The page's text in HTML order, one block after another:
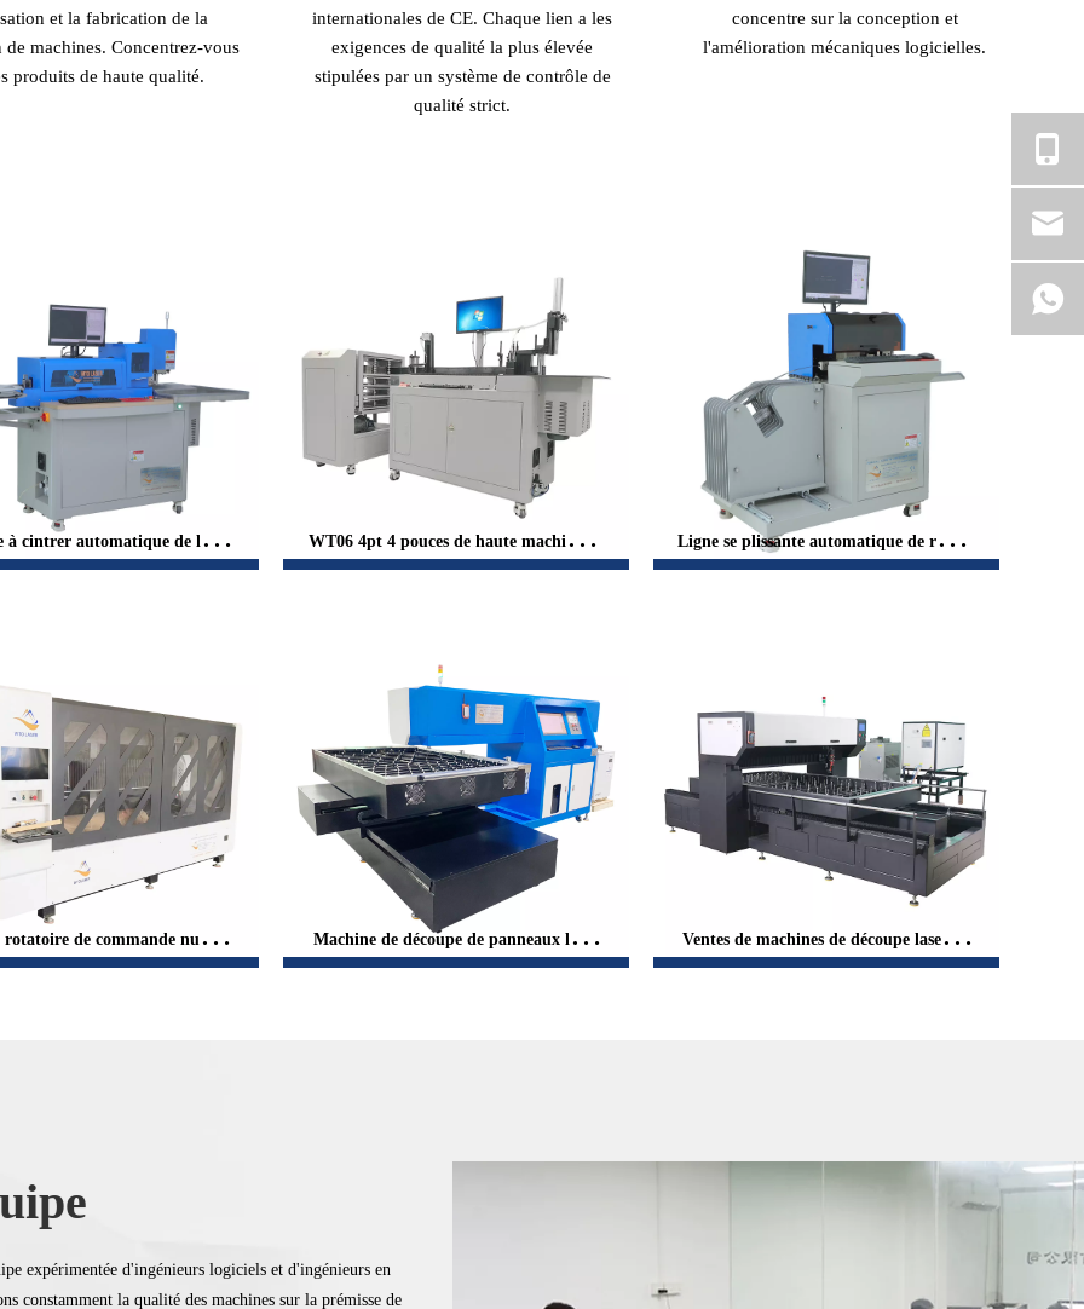
et la fabrication de la
machines. Concentrez-vous
produits de haute qualité.
internationales de CE. Chaque lien a les
exigences de qualité la plus élevée
stipulées par un système de contrôle de
qualité strict.
concentre sur la conception et
l'amélioration mécaniques logicielles.
à cintrer automatique de lame WT06 4pt 4 pouces de haute machine de
de mousse d"emballage
Ligne se plissante automatique de règle s
de commande numéri Machine de découpe de panneaux laser Ventes de machines de découpe laser de
expérimentée d'ingénieurs logiciels et d'ingénieurs en
constamment la qualité des machines sur la prémisse de
expérimentée d'ingénieurs logiciels et d'ingénieurs en
constamment la qualité des machines sur la prémisse de
expérimentée d'ingénieurs logiciels et d'ingénieurs en
constamment la qualité des machines sur la prémisse de